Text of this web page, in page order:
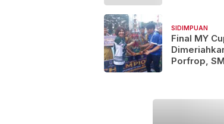
SIDIMPUAN
NAJEGES
Final MY
Porfrop,